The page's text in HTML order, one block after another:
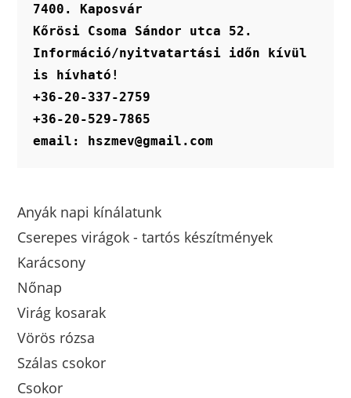
7400. Kaposvár
Kőrösi Csoma Sándor utca 52.
Információ/nyitvatartási időn kívül
is hívható!
+36-20-337-2759
+36-20-529-7865
email: hszmev@gmail.com
Anyák napi kínálatunk
Cserepes virágok - tartós készítmények
Karácsony
Nőnap
Virág kosarak
Vörös rózsa
Szálas csokor
Csokor